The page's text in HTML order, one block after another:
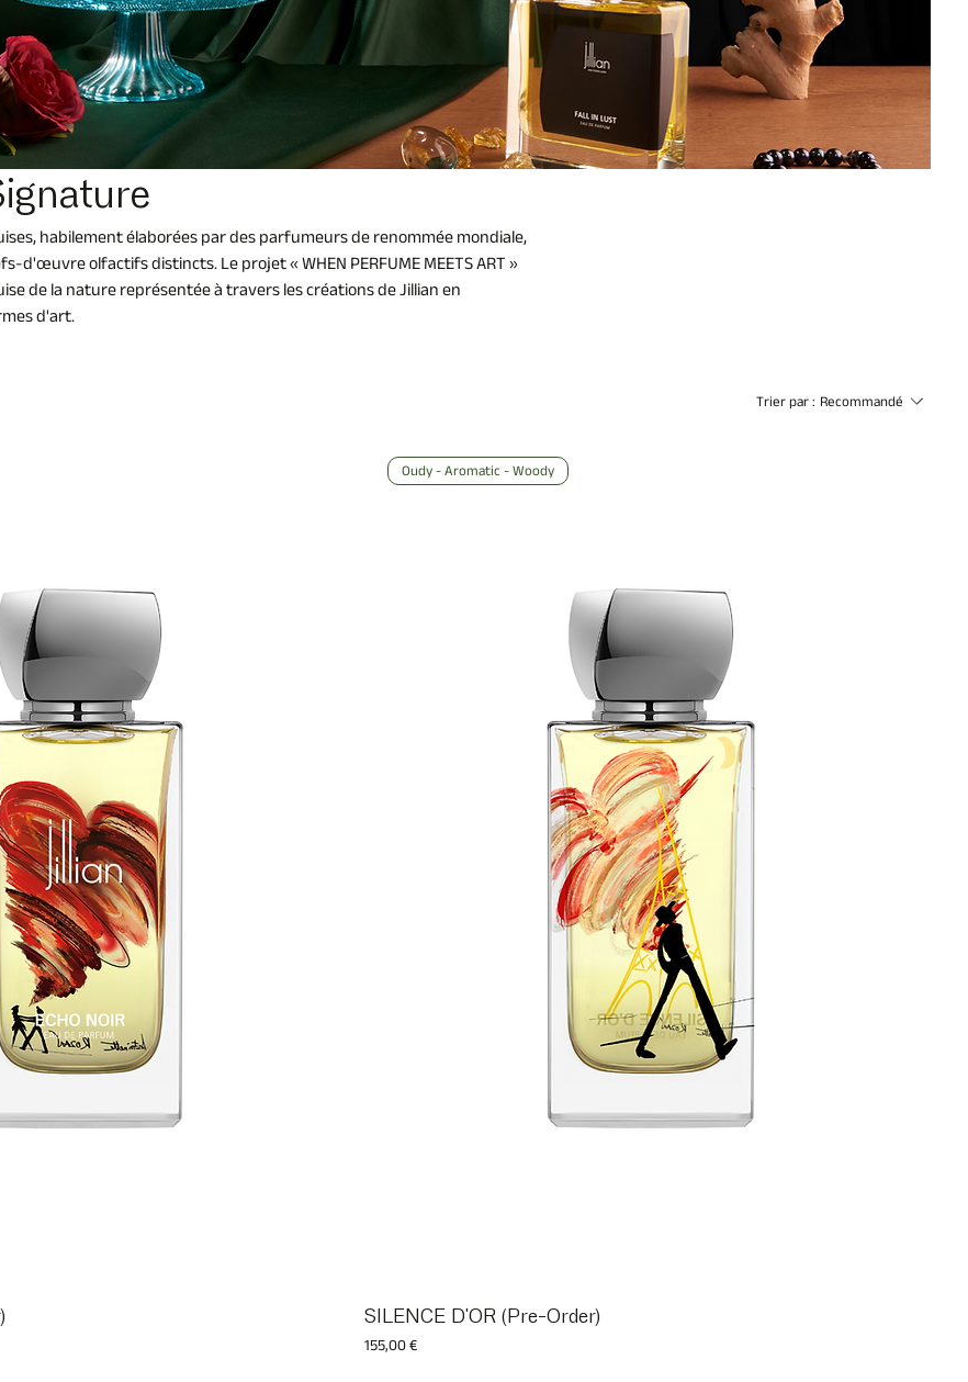
habilement élaborées par des parfumeurs de renommée mondiale,
d'œuvre olfactifs distincts. Le projet « WHEN PERFUME MEETS ART »
de la nature représentée à travers les créations de Jillian en
d'art.
Trier par : Recommandé
Oudy - Aromatic - Woody
SILENCE D'OR (Pre-Order)
Prix
155,00 €